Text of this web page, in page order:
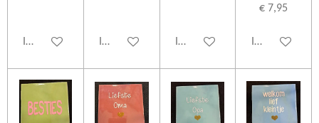
In winkelwagen In winkelwagen In winkelwagen
€ 7,95
In